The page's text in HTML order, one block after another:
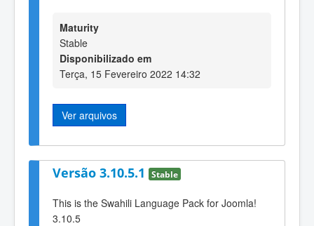
Maturity
Stable
Disponibilizado em
Terça, 15 Fevereiro 2022 14:32
Ver arquivos
Versão 3.10.5.1 Stable
This is the Swahili Language Pack for Joomla!
3.10.5